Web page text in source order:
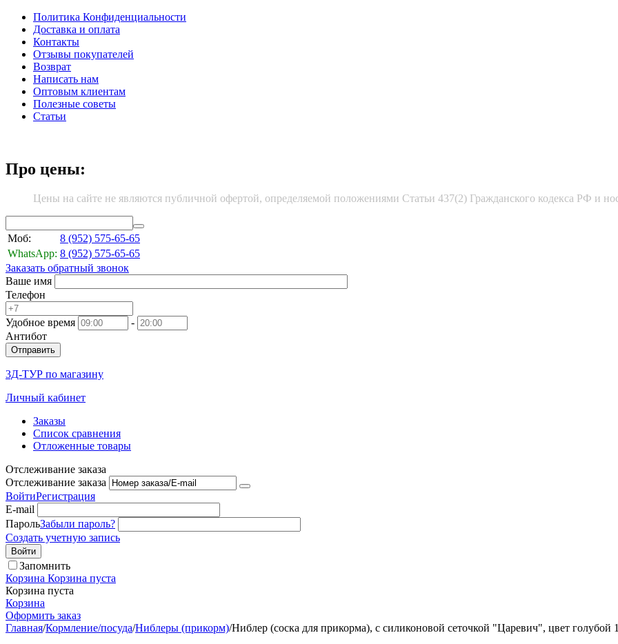
Политика Конфиденциальности
Доставка и оплата
Контакты
Отзывы покупателей
Возврат
Написать нам
Оптовым клиентам
Полезные советы
Статьи
Про цены:
Цены на сайте не являются публичной офертой, определяемой положениями Статьи 437(2) Гражданского кодекса РФ и
Моб: 8 (952) 575-65-65
WhatsApp: 8 (952) 575-65-65
Заказать обратный звонок
Ваше имя
Телефон
Удобное время
-
Антибот
Отправить
3Д-ТУР по магазину
Личный кабинет
Заказы
Список сравнения
Отложенные товары
Отслеживание заказа
Отслеживание заказа
ВойтиРегистрация
E-mail
ПарольЗабыли пароль?
Создать учетную запись
Войти
Запомнить
Корзина Корзина пуста
Корзина пуста
Корзина
Оформить заказ
Главная/Кормление/посуда/Ниблеры (прикорм)/Ниблер (соска для прикорма), с силиконовой сеточкой "Царевич", цвет голубой